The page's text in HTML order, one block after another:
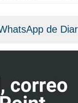
de